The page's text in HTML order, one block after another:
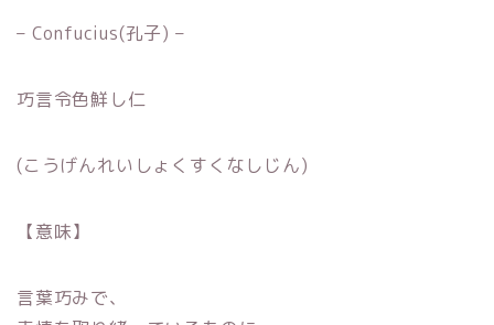
– Confucius(孔子) –
巧言令色鮮し仁
(こうげんれいしょくすくなしじん)
【意味】
言葉巧みで、